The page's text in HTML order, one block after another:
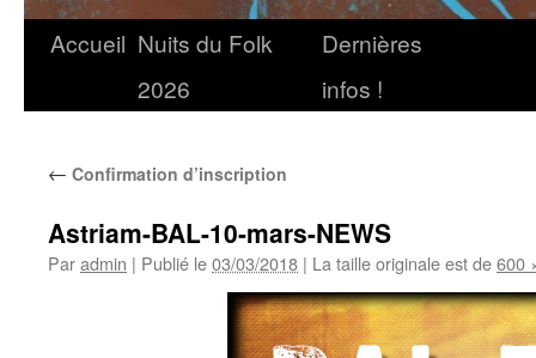
Accueil Nuits du Folk
2026
Dernières
infos !
← Confirmation d’inscription
Astriam-BAL-10-mars-NEWS
Paradmin | Publié le03/03/2018 | La taille originale est de600